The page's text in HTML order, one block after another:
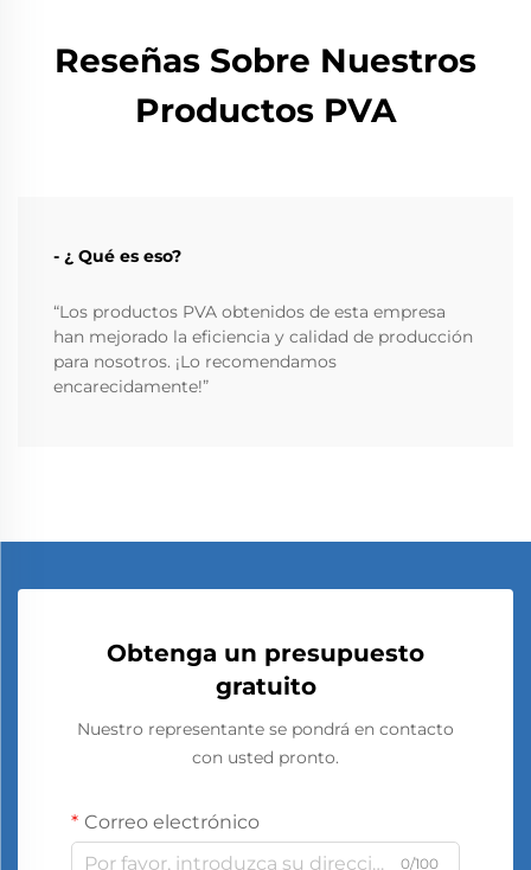
Reseñas Sobre Nuestros
Productos PVA
- ¿ Qué es eso?
“Los productos PVA obtenidos de esta empresa
han mejorado la eficiencia y calidad de producción
para nosotros. ¡Lo recomendamos
encarecidamente!”
Obtenga un presupuesto
gratuito
Nuestro representante se pondrá en contacto
con usted pronto.
Correo electrónico
0/100